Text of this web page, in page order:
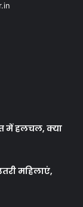
में हलचल, क्या
महिलाएं,